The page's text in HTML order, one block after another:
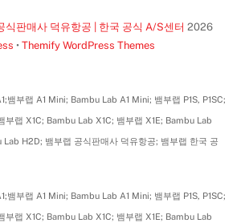
식판매사 덕유항공 | 한국 공식 A/S센터 2026
•Themify WordPress Themes
뱀부랩 A1 Mini; Bambu Lab A1 Mini; 뱀부랩 P1S, P1SC;
부랩 X1C; Bambu Lab X1C; 뱀부랩 X1E; Bambu Lab
Lab H2D; 뱀부랩 공식판매사 덕유항공; 뱀부랩 한국 공
뱀부랩 A1 Mini; Bambu Lab A1 Mini; 뱀부랩 P1S, P1SC;
부랩 X1C; Bambu Lab X1C; 뱀부랩 X1E; Bambu Lab